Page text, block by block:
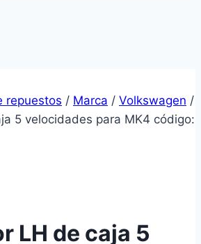
repuestos / Marca / Volkswagen /
5 velocidades para MK4 código:
LH de caja 5